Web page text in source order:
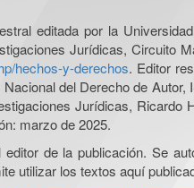
editada por la
Jurídicas, Circuito
hechos-y-derechos. Editor
del Derecho de
Jurídicas,
marzo de 2025.
de la publicación. Se
utilizar los textos aquí